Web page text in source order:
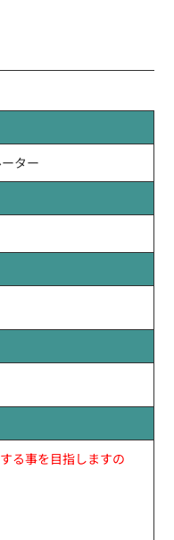
ター
る事を目指しますの